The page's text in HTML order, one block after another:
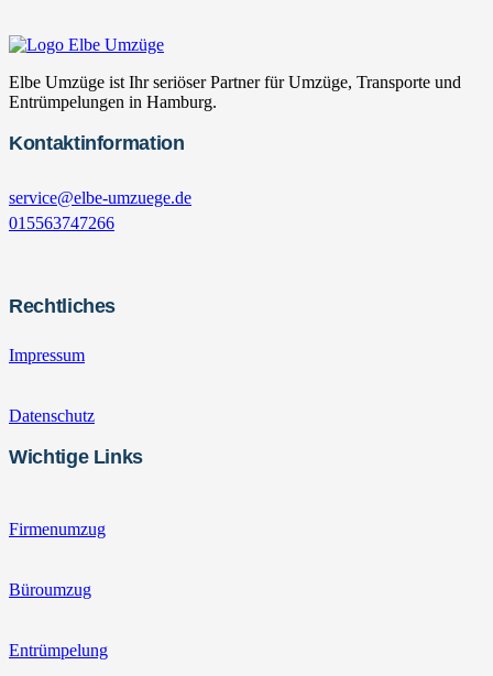
Elbe Umzüge ist Ihr seriöser Partner für Umzüge, Transporte und
Entrümpelungen in Hamburg.
Kontaktinformation
service@elbe-umzuege.de
015563747266
Rechtliches
Impressum
Datenschutz
Wichtige Links
Firmenumzug
Büroumzug
Entrümpelung